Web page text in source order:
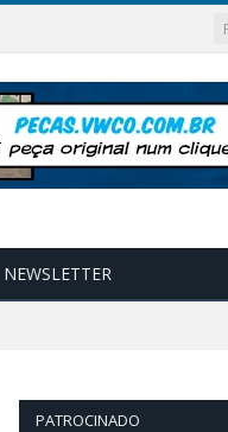
NEWSLETTER
PATROCINADO